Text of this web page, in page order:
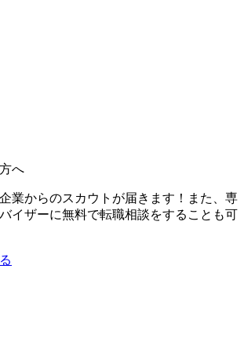
へ
業からのスカウトが届きます！また、専
イザーに無料で転職相談をすることも可